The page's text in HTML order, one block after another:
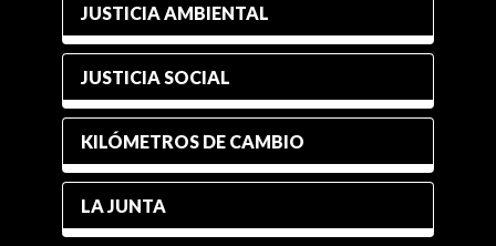
JUSTICIA AMBIENTAL
JUSTICIA SOCIAL
KILÓMETROS DE CAMBIO
LA JUNTA